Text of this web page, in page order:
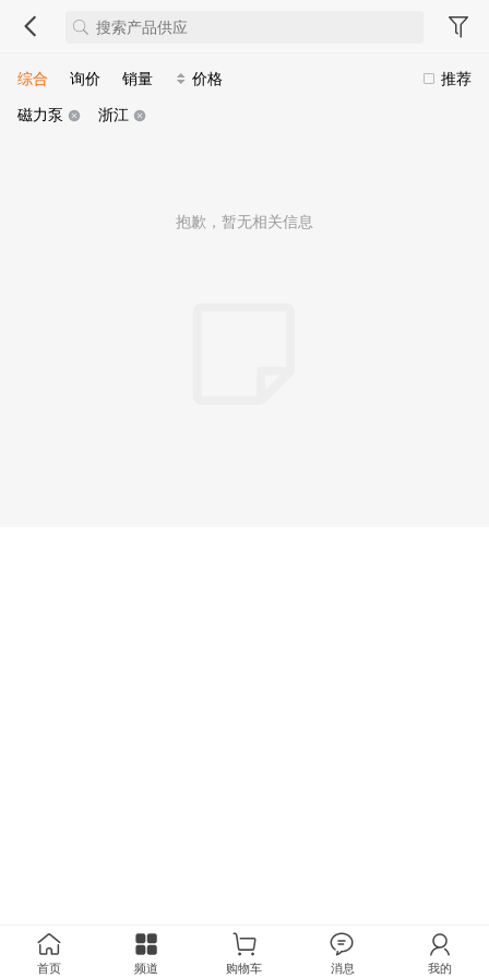
推荐
综合 询价 销量
价格
磁力泵
浙江
抱歉，暂无相关信息
首页 频道 购物车 消息 我的